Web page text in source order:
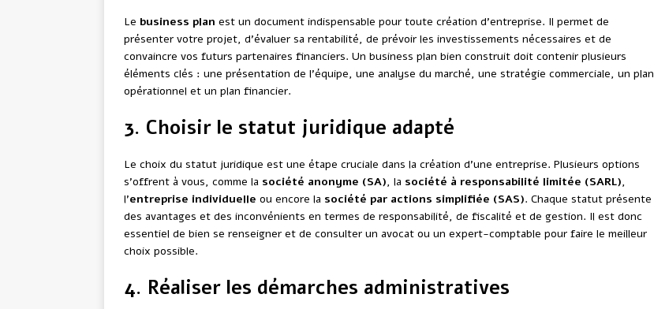
Le business plan est un document indispensable pour toute création d’entreprise. Il permet de
présenter votre projet, d’évaluer sa rentabilité, de prévoir les investissements nécessaires et de
convaincre vos futurs partenaires financiers. Un business plan bien construit doit contenir plusieurs
éléments clés : une présentation de l’équipe, une analyse du marché, une stratégie commerciale, un plan
opérationnel et un plan financier.
3. Choisir le statut juridique adapté
Le choix du statut juridique est une étape cruciale dans la création d’une entreprise. Plusieurs options
s’offrent à vous, comme la société anonyme (SA), la société à responsabilité limitée (SARL),
l’entreprise individuelle ou encore la société par actions simplifiée (SAS). Chaque statut présente
des avantages et des inconvénients en termes de responsabilité, de fiscalité et de gestion. Il est donc
essentiel de bien se renseigner et de consulter un avocat ou un expert-comptable pour faire le meilleur
choix possible.
4. Réaliser les démarches administratives